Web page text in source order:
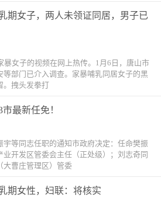
期女子，两人未领证同居，男子已
暴女子的视频在网上热传。1月6日，唐山市
部门已介入调查。家暴哺乳同居女子的黑
。拽头发拳打
最新任免！
等同志任职的通知市政府决定：任命樊振
开发区管委会主任（正处级）；刘志奇同
大曹庄管理区）管委
期女性，妇联：将核实